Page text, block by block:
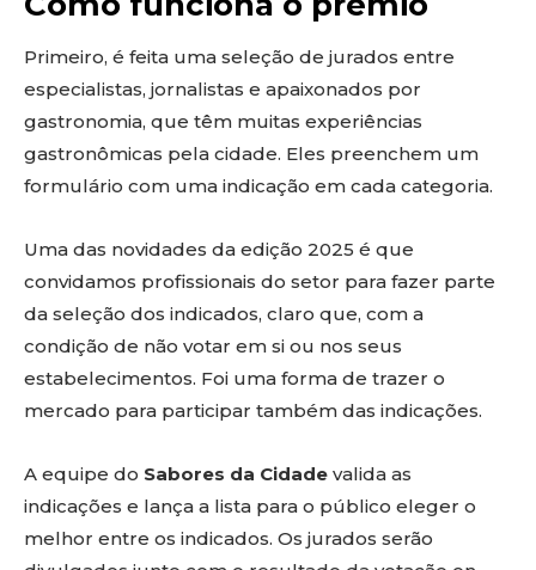
Primeiro, é feita uma seleção de jurados entre
especialistas, jornalistas e apaixonados por
gastronomia, que têm muitas experiências
gastronômicas pela cidade. Eles preenchem um
formulário com uma indicação em cada categoria.
Uma das novidades da edição 2025 é que
convidamos profissionais do setor para fazer parte
da seleção dos indicados, claro que, com a
condição de não votar em si ou nos seus
estabelecimentos. Foi uma forma de trazer o
mercado para participar também das indicações.
A equipe do Sabores da Cidade valida as
indicações e lança a lista para o público eleger o
melhor entre os indicados. Os jurados serão